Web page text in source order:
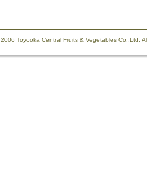
Toyooka Central Fruits & Vegetables Co.,Ltd.